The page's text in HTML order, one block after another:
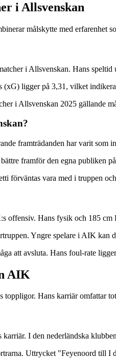
i Allsvenskan
målskytte med erfarenhet
i Allsvenskan. Hans
ligger på 3,31, vilket
i Allsvenskan 2025 gällande
framträdanden har varit som
framför den egna publiken
förväntas vara med i truppen
offensiv. Hans fysik och 185
Yngre spelare i AIK kan
att avsluta. Hans foul-rate
AIK
Hans karriär omfattar
I den nederländska
Uttrycket "Feyenoord till